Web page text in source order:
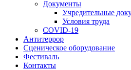
Документы
Учредительные
Условия труда
COVID-19
Антитеррор
Сценическое оборудование
Фестиваль
Контакты